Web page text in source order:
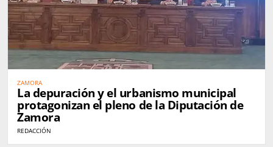
ZAMORA
La depuración y el urbanismo municipal
protagonizan el pleno de la Diputación de
Zamora
REDACCIÓN